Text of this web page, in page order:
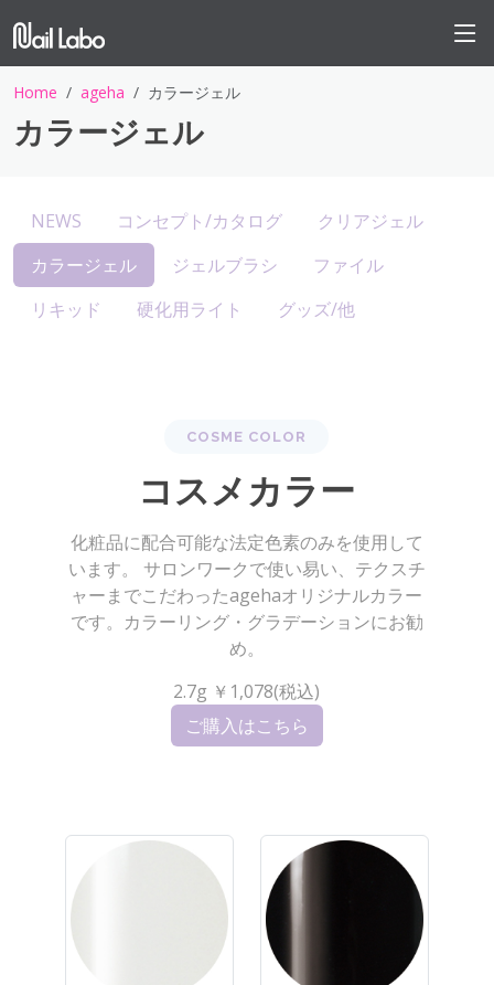
Home ageha カラージェル
カラージェル
NEWS コンセプト/カタログ
クリアジェル
カラージェル
ジェルブラシ
ファイル
リキッド
硬化用ライト グッズ/他
COSME COLOR
コスメカラー
化粧品に配合可能な法定色素のみを使用して
います。 サロンワークで使い易い、テクスチ
ャーまでこだわったagehaオリジナルカラー
です。カラーリング・グラデーションにお勧
め。
2.7g ￥1,078(税込)
ご購入はこちら